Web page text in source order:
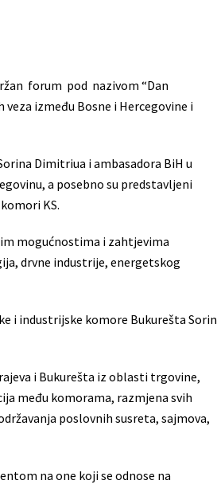
forum pod nazivom “Dan
između Bosne i Hercegovine i
Dimitriua i ambasadora BiH u
a posebno su predstavljeni
KS.
mogućnostima i zahtjevima
drvne industrije, energetskog
i industrijske komore Bukurešta Sorin
i Bukurešta iz oblasti trgovine,
među komorama, razmjena svih
poslovnih susreta, sajmova,
na one koji se odnose na